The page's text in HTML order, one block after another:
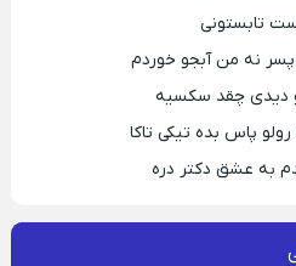
تابستونی
نه من آبجو خوردم
دیدی چقد سکسیه
پاس بده تیکی تاکا
به عشق دکتر دره